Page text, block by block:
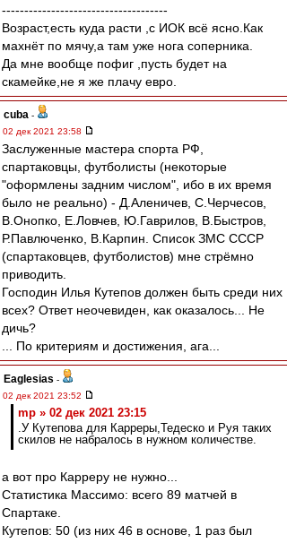
-------------------------------------
Возраст,есть куда расти ,с ИОК всё ясно.Как
махнёт по мячу,а там уже нога соперника.
Да мне вообще пофиг ,пусть будет на
скамейке,не я же плачу евро.
cuba -
02 дек 2021 23:58
Заслуженные мастера спорта РФ,
спартаковцы, футболисты (некоторые
"оформлены задним числом", ибо в их время
было не реально) - Д.Аленичев, С.Черчесов,
В.Онопко, Е.Ловчев, Ю.Гаврилов, В.Быстров,
Р.Павлюченко, В.Карпин. Список ЗМС СССР
(спартаковцев, футболистов) мне стрёмно
приводить.
Господин Илья Кутепов должен быть среди них
всех? Ответ неочевиден, как оказалось... Не
дичь?
... По критериям и достижения, ага...
Eaglesias -
02 дек 2021 23:52
mp » 02 дек 2021 23:15
.У Кутепова для Карреры,Тедеско и Руя таких
скилов не набралось в нужном количестве.
а вот про Карреру не нужно...
Статистика Массимо: всего 89 матчей в
Спартаке.
Кутепов: 50 (из них 46 в основе, 1 раз был